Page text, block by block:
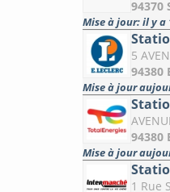
94370
Mise à jour: il y a
5
94380
Mise à jour
94380
Mise à jour
1 Rue